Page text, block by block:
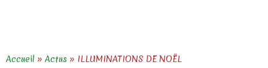
Accueil » Actus » ILLUMINATIONS DE NOËL